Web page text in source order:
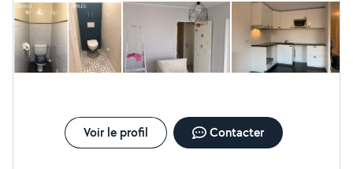
faire, mais le rapport professionnel a client qui s'est éteint.
Voir le profil Contacter